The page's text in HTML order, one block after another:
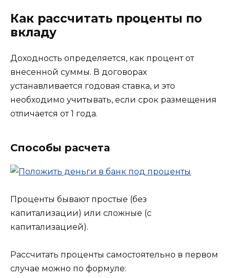
Как рассчитать проценты по
вкладу
Доходность определяется, как процент от
внесенной суммы. В договорах
устанавливается годовая ставка, и это
необходимо учитывать, если срок размещения
отличается от 1 года.
Способы расчета
Проценты бывают простые (без
капитализации) или сложные (с
капитализацией).
Рассчитать проценты самостоятельно в первом
случае можно по формуле: